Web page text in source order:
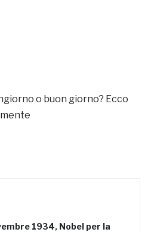
o buon giorno? Ecco
1934, Nobel per la